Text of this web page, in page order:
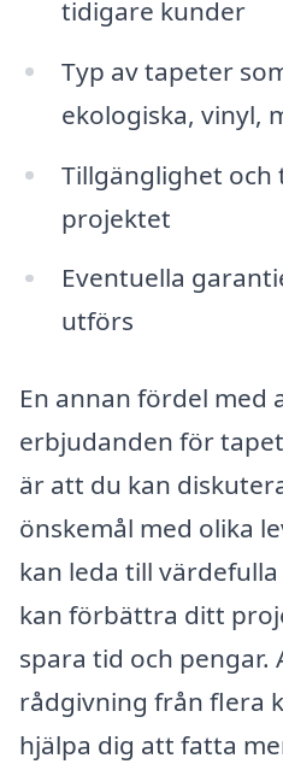
tidigare kunder
Typ av tapeter
ekologiska, vinyl,
Tillgänglighet
projektet
Eventuella
utförs
En annan fördel med
erbjudanden för
är att du kan
önskemål med olika
kan leda till
kan förbättra ditt
spara tid och pengar.
rådgivning från flera
hjälpa dig att fatta